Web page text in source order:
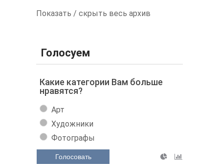
Показать / скрыть весь архив
Голосуем
Какие категории Вам больше
нравятся?
Арт
Художники
Фотографы
Голосовать